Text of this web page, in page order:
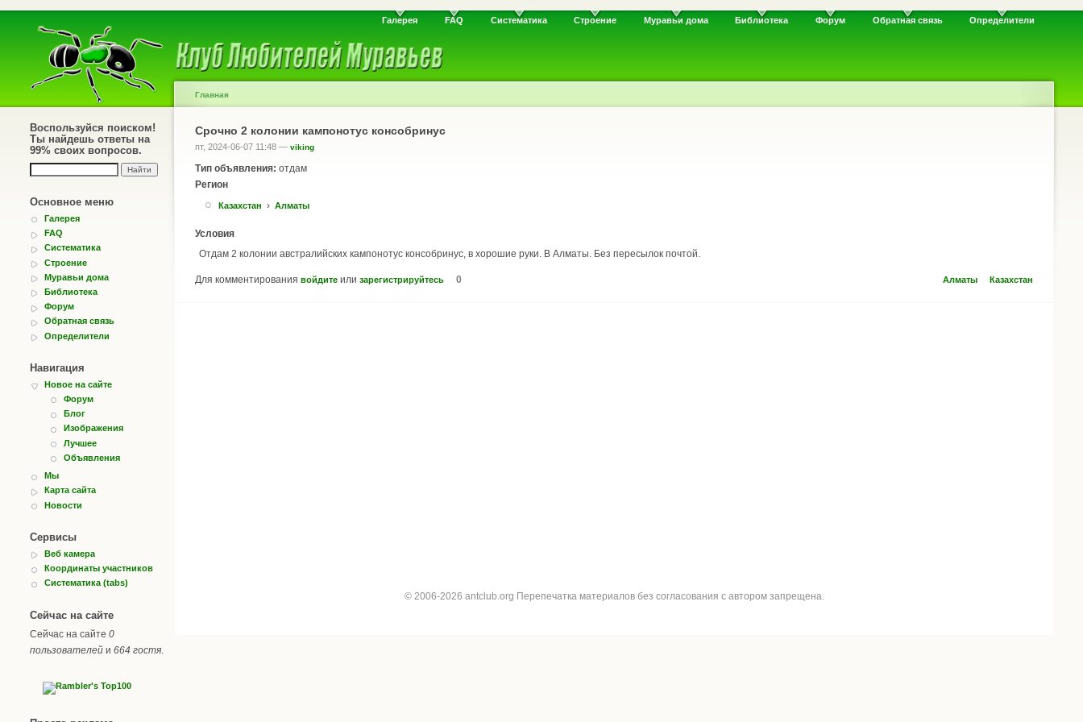
Галерея FAQ Систематика Строение Муравьи дома Библиотека Форум Обратная связь Определители
Воспользуйся поиском!
Ты найдешь ответы на
99% своих вопросов.
Основное меню
Галерея
FAQ
Систематика
Строение
Муравьи дома
Библиотека
Форум
Обратная связь
Определители
Навигация
Новое на сайте
Форум
Блог
Изображения
Лучшее
Объявления
Мы
Карта сайта
Новости
Сервисы
Веб камера
Координаты участников
Систематика (tabs)
Сейчас на сайте
Сейчас на сайте 0
пользователей и 664 гостя
Главная
Срочно 2 колонии кампонотус консобринус
пт, 2024-06-07 11:48 — viking
Тип объявления: отдам
Регион
Казахстан › Алматы
Условия
Отдам 2 колонии австралийских кампонотус консобринус, в хорошие руки. В Алматы. Без пересылок почтой.
Алматы Казахстан
Для комментирования войдите или зарегистрируйтесь 0
© 2006-2026 antclub.org Перепечатка материалов без согласования с автором запрещена.